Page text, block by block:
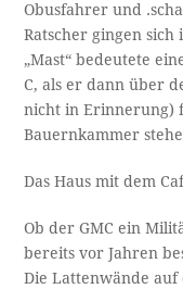
Obusfahrer und
Ratscher gingen
„Mast“ bedeutete
C, als er dann über
nicht in Erinnerung)
Bauernkammer
Das Haus mit dem
Ob der GMC ein
bereits vor Jahren
Die Lattenwände auf